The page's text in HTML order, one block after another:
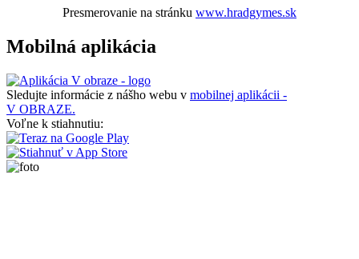
Presmerovanie na stránku www.hradgymes.sk
Mobilná aplikácia
Sledujte informácie z nášho webu v mobilnej aplikácii -
V OBRAZE.
Voľne k stiahnutiu: